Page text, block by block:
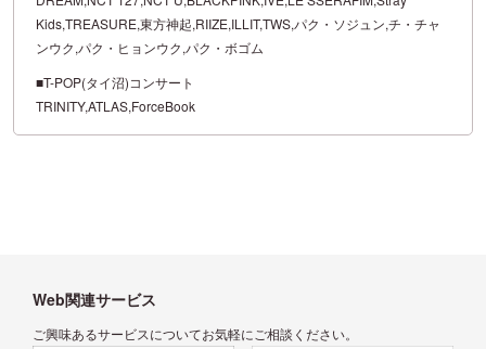
Kids,TREASURE,東方神起,RIIZE,ILLIT,TWS,パク・ソジュン,チ・チャ
ンウク,パク・ヒョンウク,パク・ボゴム
■T-POP(タイ沼)コンサート
TRINITY,ATLAS,ForceBook
Web関連サービス
ご興味あるサービスについてお気軽にご相談ください。